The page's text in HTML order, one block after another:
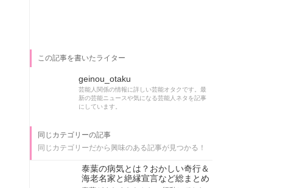
この記事を書いたライター
geinou_otaku
芸能人関係の情報に詳しい芸能オタクです。最
新の芸能ニュースや気になる芸能人ネタを記事
にしています。
同じカテゴリーの記事
同じカテゴリーだから興味のある記事が見つかる！
泰葉の病気とは？おかしい奇行＆
海老名家と絶縁宣言など総まとめ